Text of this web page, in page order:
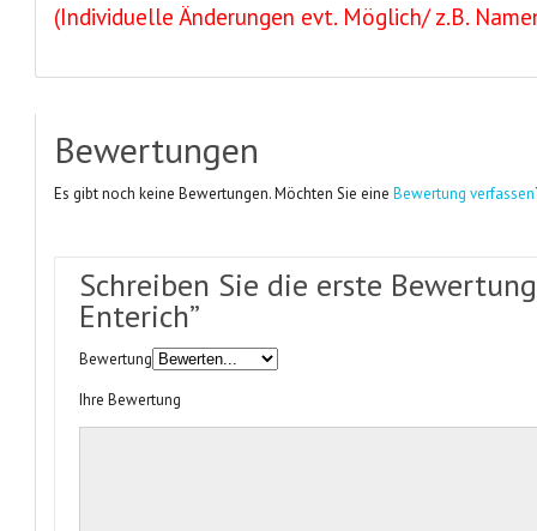
(Individuelle Änderungen evt. Möglich/ z.B.
Bewertungen
Es gibt noch keine Bewertungen. Möchten Sie eineBewertung verfassen
Schreiben Sie die erste Bewertung
Enterich”
Bewertung
Ihre Bewertung